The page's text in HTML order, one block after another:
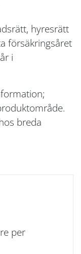
hyresrätt
försäkringsåret
i
breda
per